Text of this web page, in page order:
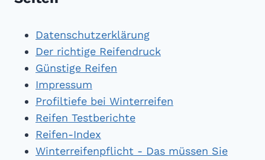
Datenschutzerklärung
Der richtige Reifendruck
Günstige Reifen
Impressum
Profiltiefe bei Winterreifen
Reifen Testberichte
Reifen-Index
Winterreifenpflicht - Das müssen Sie